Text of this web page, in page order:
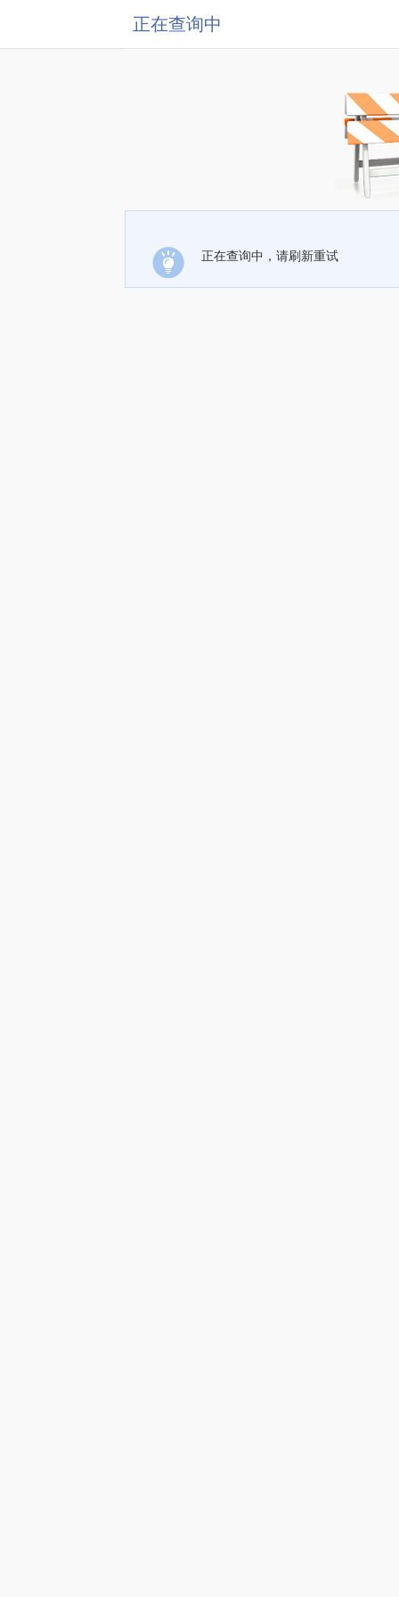
正在查询中
正在查询中，请刷新重试